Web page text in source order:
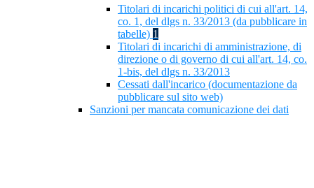
Titolari di incarichi politici di cui all'art. 14,
co. 1, del dlgs n. 33/2013 (da pubblicare in
tabelle) 1
Titolari di incarichi di amministrazione, di
direzione o di governo di cui all'art. 14, co.
1-bis, del dlgs n. 33/2013
Cessati dall'incarico (documentazione da
pubblicare sul sito web)
Sanzioni per mancata comunicazione dei dati